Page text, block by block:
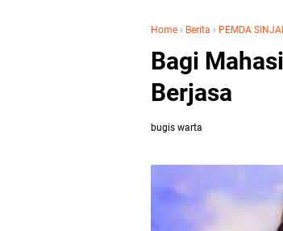
Home › Berita › PEMDA SINJAI
Bagi
Berjasa
bugis warta